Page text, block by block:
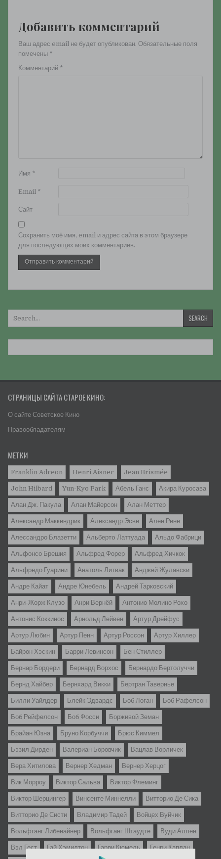
Добавить комментарий
Ваш адрес email не будет опубликован. Обязательные поля
помечены *
Комментарий *
Имя *
Email *
Сайт
Сохранить моё имя, email и адрес сайта в этом браузере
для последующих моих комментариев.
СТРАНИЦЫ САЙТА СТАРОЕ КИНО:
О сайте Советское Кино
Правообладателям
МЕТКИ
Franklin Adreon Henri Aisner Jean Brismée
John Hilbard Yun-Kyo Park Абель Ганс Акира Куросава
Алан Дж. Пакула Алан Майерсон Алан Меттер
Александр Маккендрик Александр Эсве Ален Рене
Алессандро Блазетти Альбертo Латтуада Альдо Фабрици
Альфонсо Брешия Альфред Форер Альфред Хичкок
Альфредо Гуарини Анатоль Литвак Анджей Жулавски
Андре Кайат Андре Юнебель Андрей Тарковский
Анри-Жорж Клузо Анри Вернёй Антонио Молино Рохо
Антонис Коккинос Арнольд Лейвен Артур Дрейфус
Артур Любин Артур Пенн Артур Россон Артур Хиллер
Байрон Хэскин Барри Левинсон Бен Стиллер
Бернар Бордери Бернард Ворхос Бернардо Бертолуччи
Бернд Хайбер Бернхард Викки Бертран Тавернье
Билли Уайлдер Блейк Эдвардс Боб Логан Боб Рафелсон
Боб Рейфелсон Боб Фосси Борживой Земан
Брайан Юзна Бруно Корбуччи Брюс Киммел
Бэзил Дирден Валериан Боровчик Вацлав Ворличек
Вера Хитилова Вернер Хедман Вернер Херцог
Вик Морроу Виктор Сальва Виктор Флеминг
Виктор Шерцингер Винсенте Миннелли Витторио Де Сика
Витторио Де Систи Владимир Тадей Войцех Вуйчик
Вольфганг Либенайнер Вольфганг Штаудте Вуди Аллен
Вэл Гест Гай Хэмилтон Гарри Кюмель Генри Каплан